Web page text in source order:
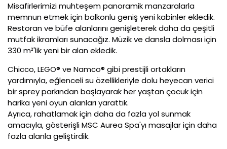
Misafirlerimizi muhteşem panoramik manzaralarla
memnun etmek için balkonlu geniş yeni kabinler ekledik.
Restoran ve büfe alanlarını genişleterek daha da çeşitli
mutfak ikramları sunacağız. Müzik ve dansla dolması için
330 m²'lik yeni bir alan ekledik.
Chicco, LEGO® ve Namco® gibi prestijli ortakların
yardımıyla, eğlenceli su özellikleriyle dolu heyecan verici
bir sprey parkından başlayarak her yaştan çocuk için
harika yeni oyun alanları yarattık.
Ayrıca, rahatlamak için daha da fazla yol sunmak
amacıyla, gösterişli MSC Aurea Spa'yı masajlar için daha
fazla alanla geliştirdik.